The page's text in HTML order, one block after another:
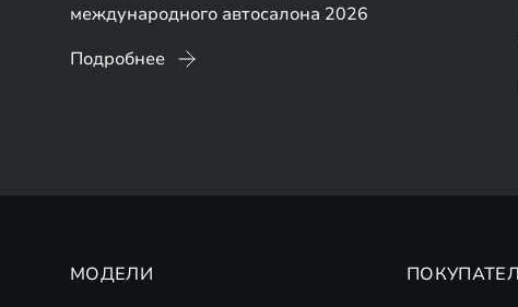
международного автосалона 2026
Подробнее
МОДЕЛИ